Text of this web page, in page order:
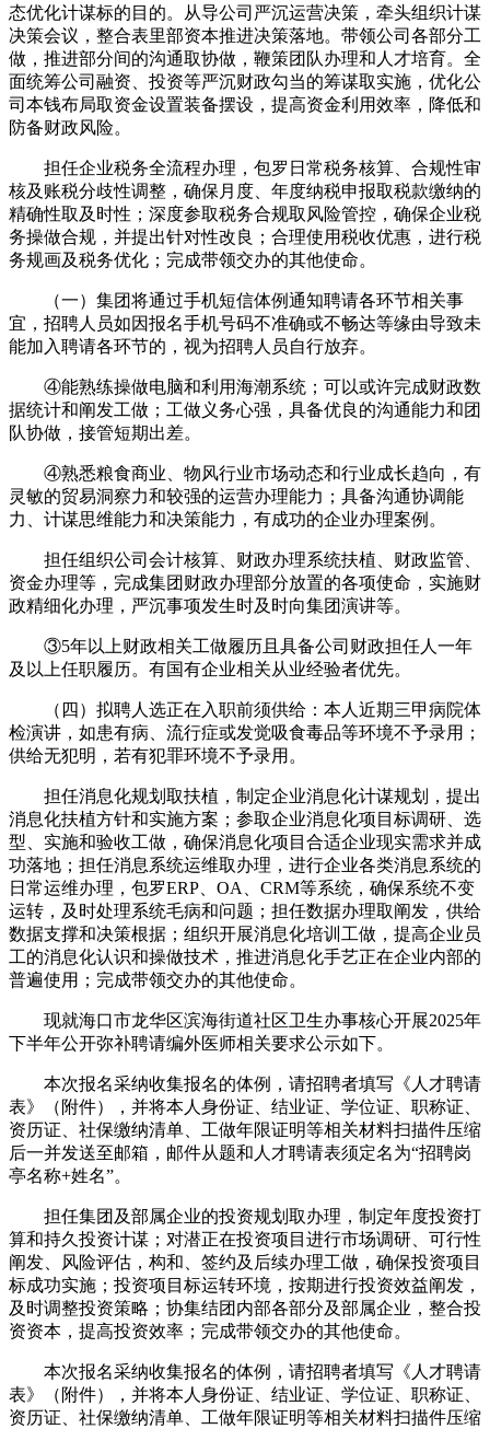
态优化计谋标的目的。从导公司严沉运营决策，牵头组织计谋
决策会议，整合表里部资本推进决策落地。带领公司各部分工
做，推进部分间的沟通取协做，鞭策团队办理和人才培育。全
面统筹公司融资、投资等严沉财政勾当的筹谋取实施，优化公
司本钱布局取资金设置装备摆设，提高资金利用效率，降低和
防备财政风险。
担任企业税务全流程办理，包罗日常税务核算、合规性审
核及账税分歧性调整，确保月度、年度纳税申报取税款缴纳的
精确性取及时性；深度参取税务合规取风险管控，确保企业税
务操做合规，并提出针对性改良；合理使用税收优惠，进行税
务规画及税务优化；完成带领交办的其他使命。
（一）集团将通过手机短信体例通知聘请各环节相关事
宜，招聘人员如因报名手机号码不准确或不畅达等缘由导致未
能加入聘请各环节的，视为招聘人员自行放弃。
④能熟练操做电脑和利用海潮系统；可以或许完成财政数
据统计和阐发工做；工做义务心强，具备优良的沟通能力和团
队协做，接管短期出差。
④熟悉粮食商业、物风行业市场动态和行业成长趋向，有
灵敏的贸易洞察力和较强的运营办理能力；具备沟通协调能
力、计谋思维能力和决策能力，有成功的企业办理案例。
担任组织公司会计核算、财政办理系统扶植、财政监管、
资金办理等，完成集团财政办理部分放置的各项使命，实施财
政精细化办理，严沉事项发生时及时向集团演讲等。
③5年以上财政相关工做履历且具备公司财政担任人一年
及以上任职履历。有国有企业相关从业经验者优先。
（四）拟聘人选正在入职前须供给：本人近期三甲病院体
检演讲，如患有病、流行症或发觉吸食毒品等环境不予录用；
供给无犯明，若有犯罪环境不予录用。
担任消息化规划取扶植，制定企业消息化计谋规划，提出
消息化扶植方针和实施方案；参取企业消息化项目标调研、选
型、实施和验收工做，确保消息化项目合适企业现实需求并成
功落地；担任消息系统运维取办理，进行企业各类消息系统的
日常运维办理，包罗ERP、OA、CRM等系统，确保系统不变
运转，及时处理系统毛病和问题；担任数据办理取阐发，供给
数据支撑和决策根据；组织开展消息化培训工做，提高企业员
工的消息化认识和操做技术，推进消息化手艺正在企业内部的
普遍使用；完成带领交办的其他使命。
现就海口市龙华区滨海街道社区卫生办事核心开展2025年
下半年公开弥补聘请编外医师相关要求公示如下。
本次报名采纳收集报名的体例，请招聘者填写《人才聘请
表》（附件），并将本人身份证、结业证、学位证、职称证、
资历证、社保缴纳清单、工做年限证明等相关材料扫描件压缩
后一并发送至邮箱，邮件从题和人才聘请表须定名为“招聘岗
亭名称+姓名”。
担任集团及部属企业的投资规划取办理，制定年度投资打
算和持久投资计谋；对潜正在投资项目进行市场调研、可行性
阐发、风险评估，构和、签约及后续办理工做，确保投资项目
标成功实施；投资项目标运转环境，按期进行投资效益阐发，
及时调整投资策略；协集结团内部各部分及部属企业，整合投
资资本，提高投资效率；完成带领交办的其他使命。
本次报名采纳收集报名的体例，请招聘者填写《人才聘请
表》（附件），并将本人身份证、结业证、学位证、职称证、
资历证、社保缴纳清单、工做年限证明等相关材料扫描件压缩